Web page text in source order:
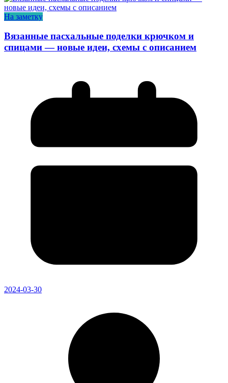
На заметку
Вязанные пасхальные поделки крючком и
спицами — новые идеи, схемы с описанием
2024-03-30